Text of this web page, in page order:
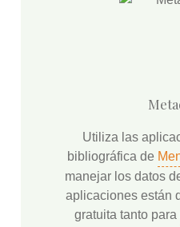
Utiliza las
bibliográfica de
manejar los datos
aplicaciones están
gratuita tanto para